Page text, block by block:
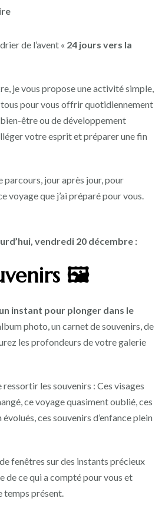
de l’avent « 24 jours vers la
je vous propose une activité simple,
pour vous offrir quotidiennement
être ou de développement
votre esprit et préparer une fin
parcours, jour après jour, pour
voyage que j’ai préparé pour vous.
vendredi 20 décembre :
🖼️
instant pour plonger dans le
photo, un carnet de souvenirs, de
les profondeurs de votre galerie
ressortir les souvenirs : Ces visages
ce voyage quasiment oublié, ces
ces souvenirs d’enfance plein
fenêtres sur des instants précieux
de ce qui a compté pour vous et
temps présent.